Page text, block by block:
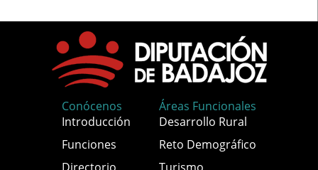
Conócenos
Introducción
Funciones
Áreas Funcionales
Desarrollo Rural
Reto Demográfico